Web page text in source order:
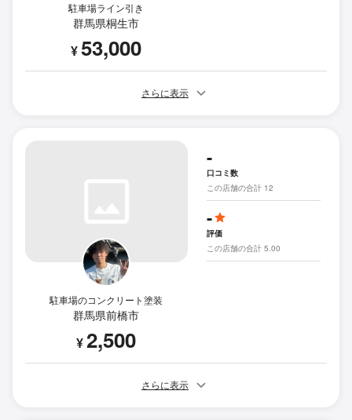
駐車場ライン引き
群馬県桐生市
¥53,000
さらに表示
駐車場のコンクリート塗装
群馬県前橋市
¥2,500
-
口コミ数
この店舗の合計 12
-
評価
この店舗の合計 5.00
さらに表示